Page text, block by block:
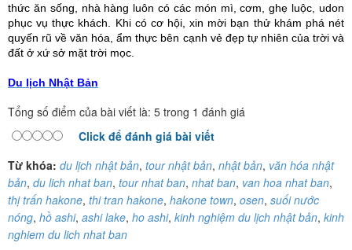
thức ăn sống, nhà hàng luôn có các món mì, cơm, ghẹ luộc, udon
phục vụ thực khách. Khi có cơ hội, xin mời bạn thử khám phá nét
quyến rũ về văn hóa, ẩm thực bên cạnh vẻ đẹp tự nhiên của trời và
đất ở xứ sở mặt trời mọc.
Du lịch Nhật Bản
Tổng số điểm của bài viết là: 5 trong 1 đánh giá
Click để đánh giá bài viết
Từ khóa: du lịch nhật bản, tour nhật bản, nhật bản, văn hóa nhật
bản, du lich nhat ban, tour nhat ban, nhat ban, van hoa nhat ban,
thị trấn hakone, thi tran hakone, hakone town, osen, suối nước
nóng, hồ ashi, ashi lake, ho ashi, kinh nghiệm du lịch nhật bản, kinh
nghiem du lich nhat ban